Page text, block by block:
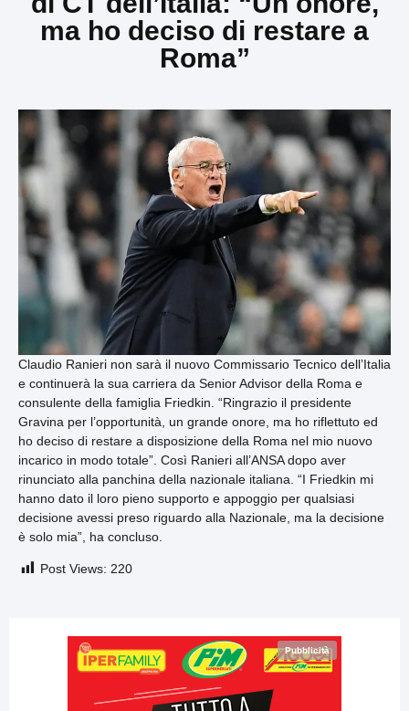
ma ho deciso di restare a
Roma”
Claudio Ranieri non sarà il nuovo Commissario Tecnico dell’Italia
e continuerà la sua carriera da Senior Advisor della Roma e
consulente della famiglia Friedkin. “Ringrazio il presidente
Gravina per l’opportunità, un grande onore, ma ho riflettuto ed
ho deciso di restare a disposizione della Roma nel mio nuovo
incarico in modo totale”. Così Ranieri all’ANSA dopo aver
rinunciato alla panchina della nazionale italiana. “I Friedkin mi
hanno dato il loro pieno supporto e appoggio per qualsiasi
decisione avessi preso riguardo alla Nazionale, ma la decisione
è solo mia”, ha concluso.
Post Views: 220
Pubblicità